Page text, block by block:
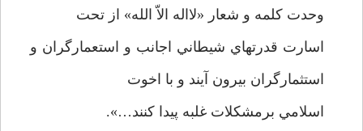
وحدت كلمه و شعار «لااله الاّ الله» از تحت
اسارت قدرتهاي شيطاني اجانب و استعمارگران و
استثمارگران بيرون آيند و با اخوت
اسلامي برمشكلات غلبه پيدا كنند…».